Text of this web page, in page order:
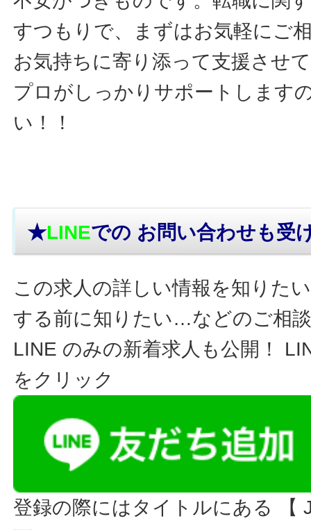
すつもりで、まずはお気軽にご
お気持ちに寄り添って支援させ
プロがしっかりサポートします
い！！
★LINEでの お問い合わせも受
この求人の詳しい情報を知りた
する前に知りたい…などのご相
LINE のみの新着求人も公開！
をクリック
登録の際にはタイトルにある 【